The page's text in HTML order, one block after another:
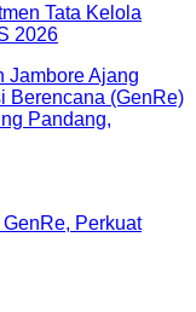
Tata Kelola
2026
Perkuat